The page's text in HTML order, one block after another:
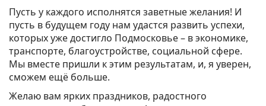
Пусть у каждого исполнятся заветные желания! И
пусть в будущем году нам удастся развить успехи,
которых уже достигло Подмосковье – в экономике,
транспорте, благоустройстве, социальной сфере.
Мы вместе пришли к этим результатам, и, я уверен,
сможем ещё больше.
Желаю вам ярких праздников, радостного